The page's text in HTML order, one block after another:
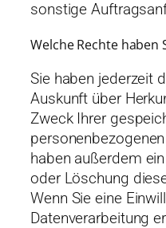
sonstige
Welche Rechte haben
Sie haben jederzeit
Auskunft über
Zweck Ihrer
haben außerdem
oder Löschung
Wenn Sie eine
Datenverarbeitung